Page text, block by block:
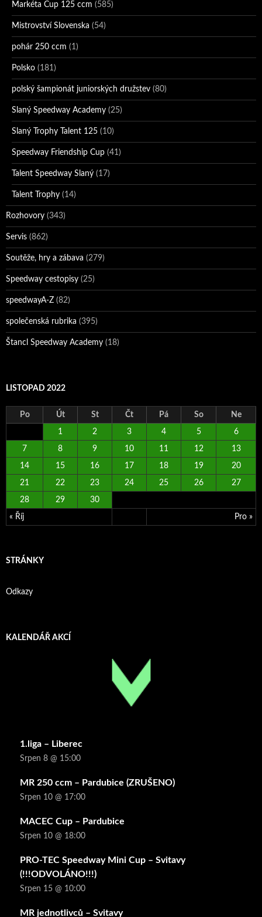
Markéta Cup 125 ccm (585)
Mistrovství Slovenska (54)
pohár 250 ccm (1)
Polsko (181)
polský šampionát juniorských družstev (80)
Slaný Speedway Academy (25)
Slaný Trophy Talent 125 (10)
Speedway Friendship Cup (41)
Talent Speedway Slaný (17)
Talent Trophy (14)
Rozhovory (343)
Servis (862)
Soutěže, hry a zábava (279)
Speedway cestopisy (25)
speedwayA-Z (82)
společenská rubrika (395)
Štancl Speedway Academy (18)
LISTOPAD 2022
Po Út St Čt Pá So Ne
« Říj Pro »
1 2 3 4 5 6
7 8 9 10 11 12 13
14 15 16 17 18 19 20
21 22 23 24 25 26 27
28 29 30
STRÁNKY
Odkazy
KALENDÁŘ AKCÍ
1.liga – Liberec
Srpen 8 @ 15:00
MR 250 ccm – Pardubice (ZRUŠENO)
Srpen 10 @ 17:00
MACEC Cup – Pardubice
Srpen 10 @ 18:00
PRO-TEC Speedway Mini Cup – Svitavy
(!!!ODVOLÁNO!!!)
Srpen 15 @ 10:00
MR jednotlivců – Svitavy